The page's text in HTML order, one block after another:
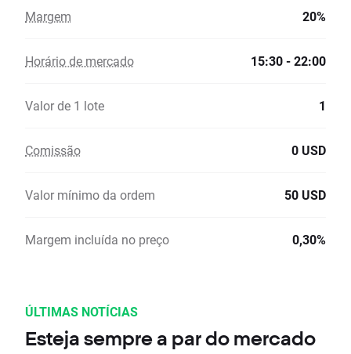
Margem 20%
Horário de mercado 15:30 - 22:00
Valor de 1 lote 1
Comissão 0 USD
Valor mínimo da ordem 50 USD
Margem incluída no preço 0,30%
ÚLTIMAS NOTÍCIAS
Esteja sempre a par do mercado